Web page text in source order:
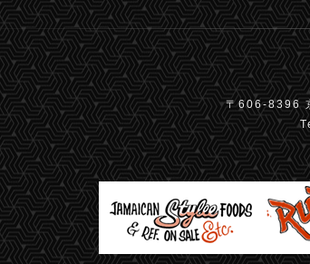
〒606-8396